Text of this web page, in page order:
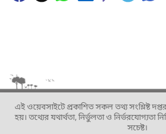
এই ওয়েবসাইটে প্রকাশিত সকল তথ্য সংশ্লিষ্ট
হয়। তথ্যের যথার্থতা, নির্ভুলতা ও নির্ভরযোগ্যতা
সচেষ্ট।